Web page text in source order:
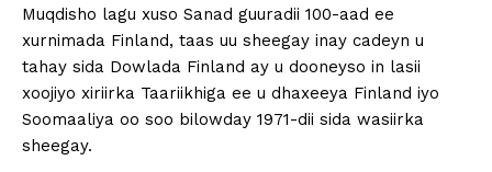
Muqdisho lagu xuso Sanad guuradii 100-aad ee
xurnimada Finland, taas uu sheegay inay cadeyn u
tahay sida Dowlada Finland ay u dooneyso in lasii
xoojiyo xiriirka Taariikhiga ee u dhaxeeya Finland iyo
Soomaaliya oo soo bilowday 1971-dii sida wasiirka
sheegay.